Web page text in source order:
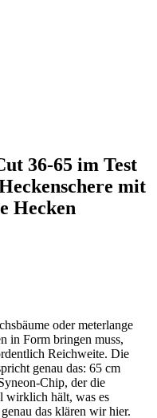
36-65 im Test
mit
Hecken
oder meterlange
in Form bringen muss,
Reichweite. Die
genau das: 65 cm
Chip, der die
wirklich hält, was es
das klären wir hier.